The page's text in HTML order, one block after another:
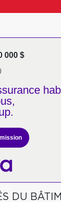
000 $
DU